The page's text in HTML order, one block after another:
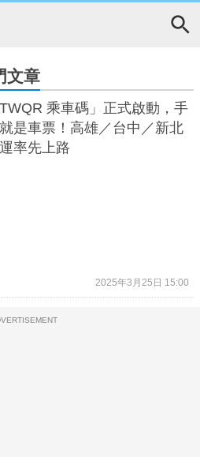
文章
TWQR 乘車碼」正式啟動，手
是車票！高雄／台中／新北
率先上路
2025年3月25日 15:00